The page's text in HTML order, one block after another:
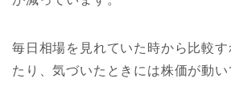
毎日相場を見れていた時から比較
たり、気づいたときには株価が動